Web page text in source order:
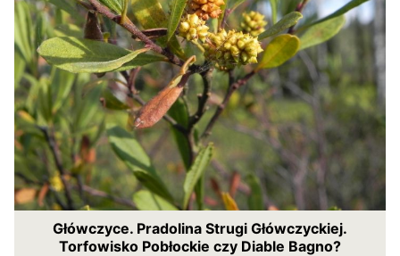
Główczyce. Pradolina Strugi Główczyckiej.
Torfowisko Pobłockie czy Diable Bagno?